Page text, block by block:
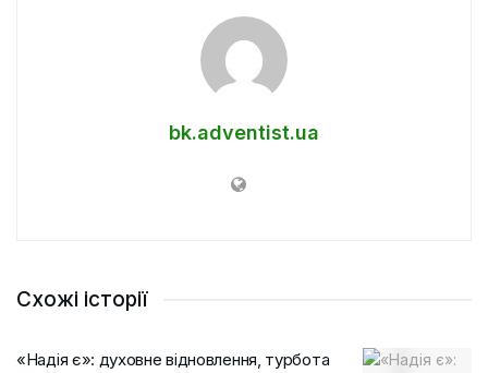
bk.adventist.ua
Схожі історії
«Надія є»: духовне відновлення, турбота